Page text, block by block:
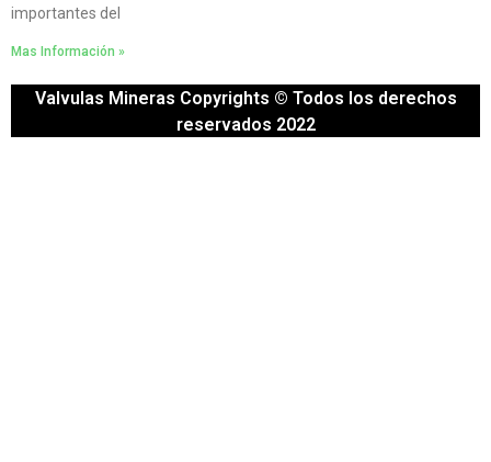
importantes del
Mas Información »
Valvulas Mineras Copyrights © Todos los derechos
reservados 2022